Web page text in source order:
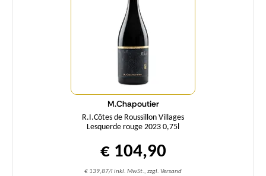
M.Chapoutier
R.I.Côtes de Roussillon Villages
Lesquerde rouge 2023 0,75l
€ 104,90
€ 139,87/l inkl. MwSt., zzgl. Versand